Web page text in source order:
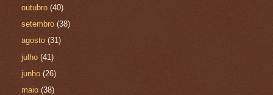
outubro(40)
setembro(38)
agosto(31)
julho(41)
junho(26)
maio(38)